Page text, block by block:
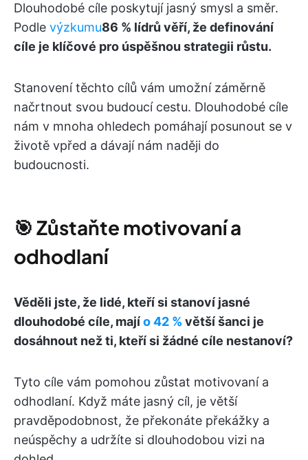
Dlouhodobé cíle poskytují jasný smysl a směr.
Podle výzkumu86 % lídrů věří, že definování
cíle je klíčové pro úspěšnou strategii růstu.
Stanovení těchto cílů vám umožní záměrně
načrtnout svou budoucí cestu. Dlouhodobé cíle
nám v mnoha ohledech pomáhají posunout se v
životě vpřed a dávají nám naději do
budoucnosti.
🎯 Zůstaňte motivovaní a
odhodlaní
Věděli jste, že lidé, kteří si stanoví jasné
dlouhodobé cíle, majío 42 % větší šanci je
dosáhnout než ti, kteří si žádné cíle nestanoví?
Tyto cíle vám pomohou zůstat motivovaní a
odhodlaní. Když máte jasný cíl, je větší
pravděpodobnost, že překonáte překážky a
neúspěchy a udržíte si dlouhodobou vizi na